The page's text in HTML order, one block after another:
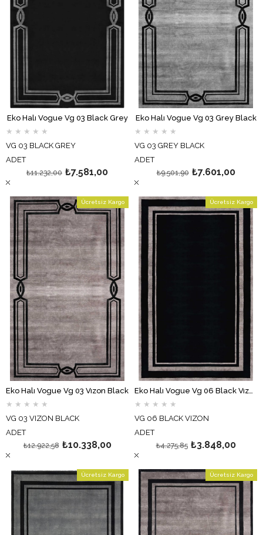
Eko Halı Vogue Vg 03 Black Grey
★ ★ ★ ★ ★
VG 03 BLACK GREY
ADET
₺7.581,00
₺11.232,00
Eko Halı Vogue Vg 03 Grey Black
★ ★ ★ ★ ★
VG 03 GREY BLACK
ADET
₺7.601,00
₺9.501,90
Eko Halı Vogue Vg 03 Vızon Black
★ ★ ★ ★ ★
VG 03 VIZON BLACK
ADET
₺10.338,00
₺12.922,58
Ücretsiz Kargo
★ ★ ★ ★ ★
VG 06 BLACK VIZON
ADET
₺3.848,00
₺4.275,85
Ücretsiz Kargo
Ücretsiz Kargo Ücretsiz Kargo